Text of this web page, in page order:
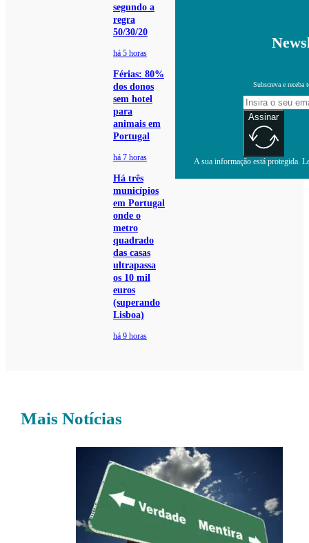
segundo a
regra
50/30/20
há 5 horas
Férias: 80%
dos donos
sem hotel
para
animais em
Portugal
há 7 horas
Há três
municípios
em Portugal
onde o
metro
quadrado
das casas
ultrapassa
os 10 mil
euros
(superando
Lisboa)
há 9 horas
Subscreva e receba
Assinar
A sua informação está protegida.
Mais Notícias